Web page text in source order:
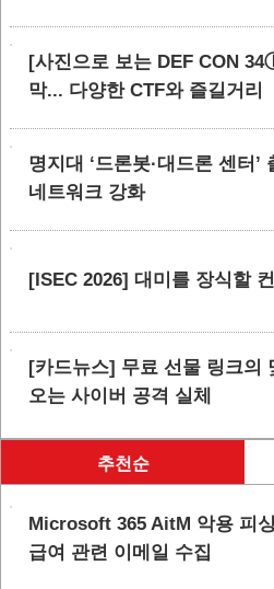
[사진으로 보는 DEF CON
막... 다양한 CTF와 즐길거리
명지대 ‘드론봇·대드론 센터
네트워크 강화
[ISEC 2026] 대미를 장식할
[카드뉴스] 무료 선물 링크의
오는 사이버 공격 실체
추천순
Microsoft 365 AitM 악용 피
급여 관련 이메일 수집